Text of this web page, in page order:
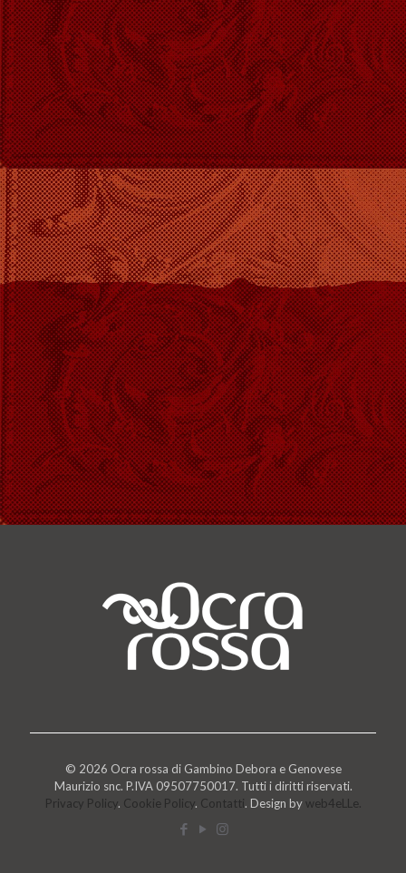
Presto online
Presto online
© 2026 Ocra rossa di Gambino Debora e Genovese
Maurizio snc. P.IVA 09507750017. Tutti i diritti riservati.
Privacy Policy. Cookie Policy. Contatti. Design by web4eLLe.